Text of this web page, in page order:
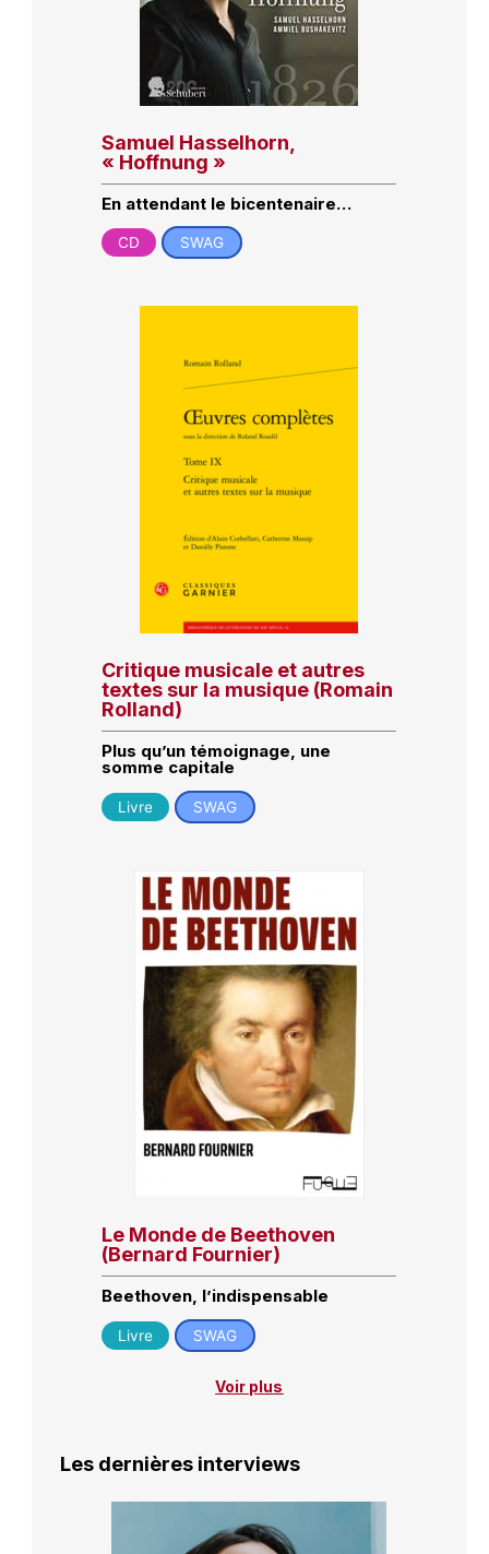
Samuel Hasselhorn,
« Hoffnung »
En attendant le bicentenaire…
CD SWAG
Critique musicale et autres
textes sur la musique (Romain
Rolland)
Plus qu’un témoignage, une
somme capitale
Livre SWAG
Le Monde de Beethoven
(Bernard Fournier)
Beethoven, l’indispensable
Livre SWAG
Voir plus
Les dernières interviews